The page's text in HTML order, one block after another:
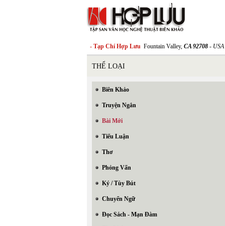
- Tạp Chí Hợp Lưu Fountain Valley, CA 92708 - USA
THỂ LOẠI
Biên Khảo
Truyện Ngắn
Bài Mới
Tiểu Luận
Thơ
Phỏng Vấn
Ký / Tùy Bút
Chuyển Ngữ
Đọc Sách - Mạn Đàm